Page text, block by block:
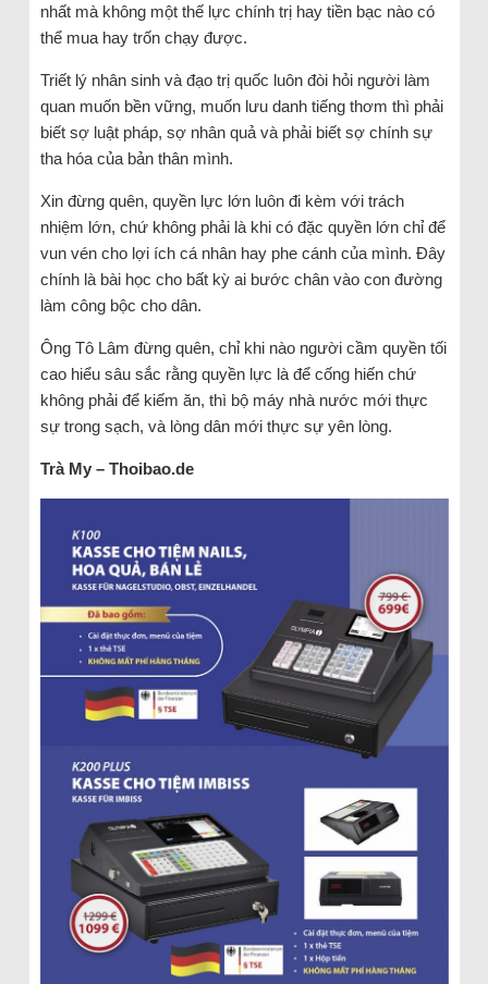
nhất mà không một thế lực chính trị hay tiền bạc nào có
thể mua hay trốn chạy được.
Triết lý nhân sinh và đạo trị quốc luôn đòi hỏi người làm
quan muốn bền vững, muốn lưu danh tiếng thơm thì phải
biết sợ luật pháp, sợ nhân quả và phải biết sợ chính sự
tha hóa của bản thân mình.
Xin đừng quên, quyền lực lớn luôn đi kèm với trách
nhiệm lớn, chứ không phải là khi có đặc quyền lớn chỉ để
vun vén cho lợi ích cá nhân hay phe cánh của mình. Đây
chính là bài học cho bất kỳ ai bước chân vào con đường
làm công bộc cho dân.
Ông Tô Lâm đừng quên, chỉ khi nào người cầm quyền tối
cao hiểu sâu sắc rằng quyền lực là để cống hiến chứ
không phải để kiếm ăn, thì bộ máy nhà nước mới thực
sự trong sạch, và lòng dân mới thực sự yên lòng.
Trà My – Thoibao.de